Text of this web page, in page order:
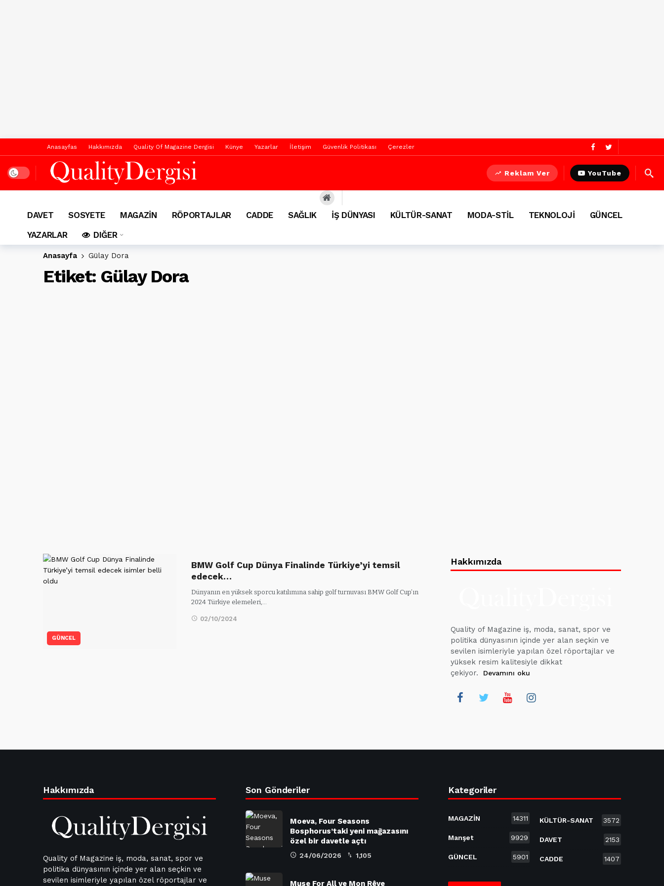
Anasayfas Hakkımızda Quality Of Magazine Dergisi Künye Yazarlar İletişim Güvenlik Politikası Çerezler
Dark mode Reklam Ver YouTube
DAVET SOSYETE MAGAZİN RÖPORTAJLAR CADDE SAĞLIK İŞ DÜNYASI KÜLTÜR-SANAT MODA-STİL TEKNOLOJİ
GÜNCEL
YAZARLAR
DIĞER
Anasayfa Gülay Dora
Etiket: Gülay Dora
GÜNCEL
BMW Golf Cup Dünya Finalinde Türkiye’yi temsil
edecek…
Dünyanın en yüksek sporcu katılımına sahip golf turnuvası BMW Golf Cup’ın
2024 Türkiye elemeleri,…
02/10/2024
Hakkımızda
Quality of Magazine iş, moda, sanat, spor ve
politika dünyasının içinde yer alan seçkin ve
sevilen isimleriyle yapılan özel röportajlar ve
yüksek resim kalitesiyle dikkat
çekiyor.
Devamını oku
Hakkımızda
Quality of Magazine iş, moda, sanat, spor ve
politika dünyasının içinde yer alan seçkin ve
sevilen isimleriyle yapılan özel röportajlar ve
Son Gönderiler
Moeva, Four Seasons
Bosphorus’taki yeni mağazasını
özel bir davetle açtı
24/06/2026 1,105
Muse For All ve Mon Rêve
Kategoriler
MAGAZİN 14311
Manşet 9929
GÜNCEL 5901
KÜLTÜR-SANAT 3572
DAVET 2153
CADDE 1407